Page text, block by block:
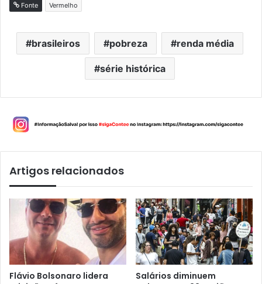
Fonte Vermelho
brasileiros pobreza renda média
série histórica
Artigos relacionados
Flávio Bolsonaro lidera
Salários diminuem